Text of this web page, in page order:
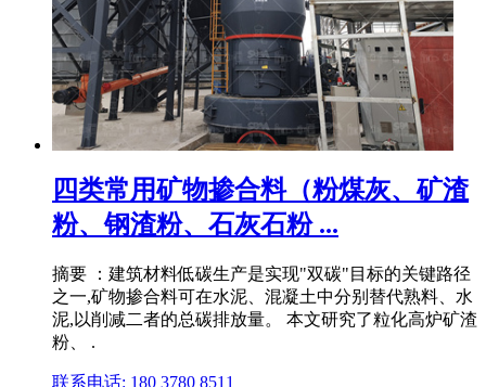
四类常用矿物掺合料（粉煤灰、矿渣
粉、钢渣粉、石灰石粉 ...
摘要 ：建筑材料低碳生产是实现"双碳"目标的关键路径
之一,矿物掺合料可在水泥、混凝土中分别替代熟料、水
泥,以削减二者的总碳排放量。 本文研究了粒化高炉矿渣
粉、 .
联系电话: 180 3780 8511